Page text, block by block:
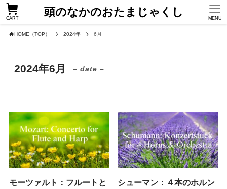
頭のなかのおたまじゃくし
CART MENU
HOME（TOP） 2024年 6月
2024年6月 – date –
モーツァルト：フルートと
シューマン：４本のホルン